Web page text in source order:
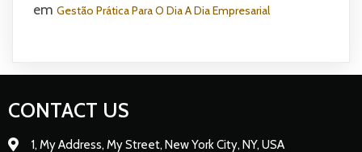
em Gestão Prática Para O Dia A Dia Empresarial
CONTACT US
1, My Address, My Street, New York City, NY, USA